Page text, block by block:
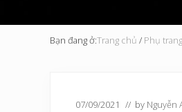
Bạn đang ở:Trang chủ / Phụ trang
07/09/2021 // by Nguyễn